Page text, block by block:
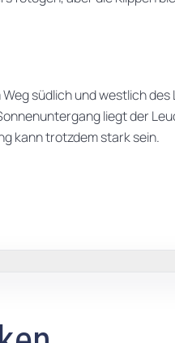
südlich und westlich
liegt der
kann trotzdem stark sein.